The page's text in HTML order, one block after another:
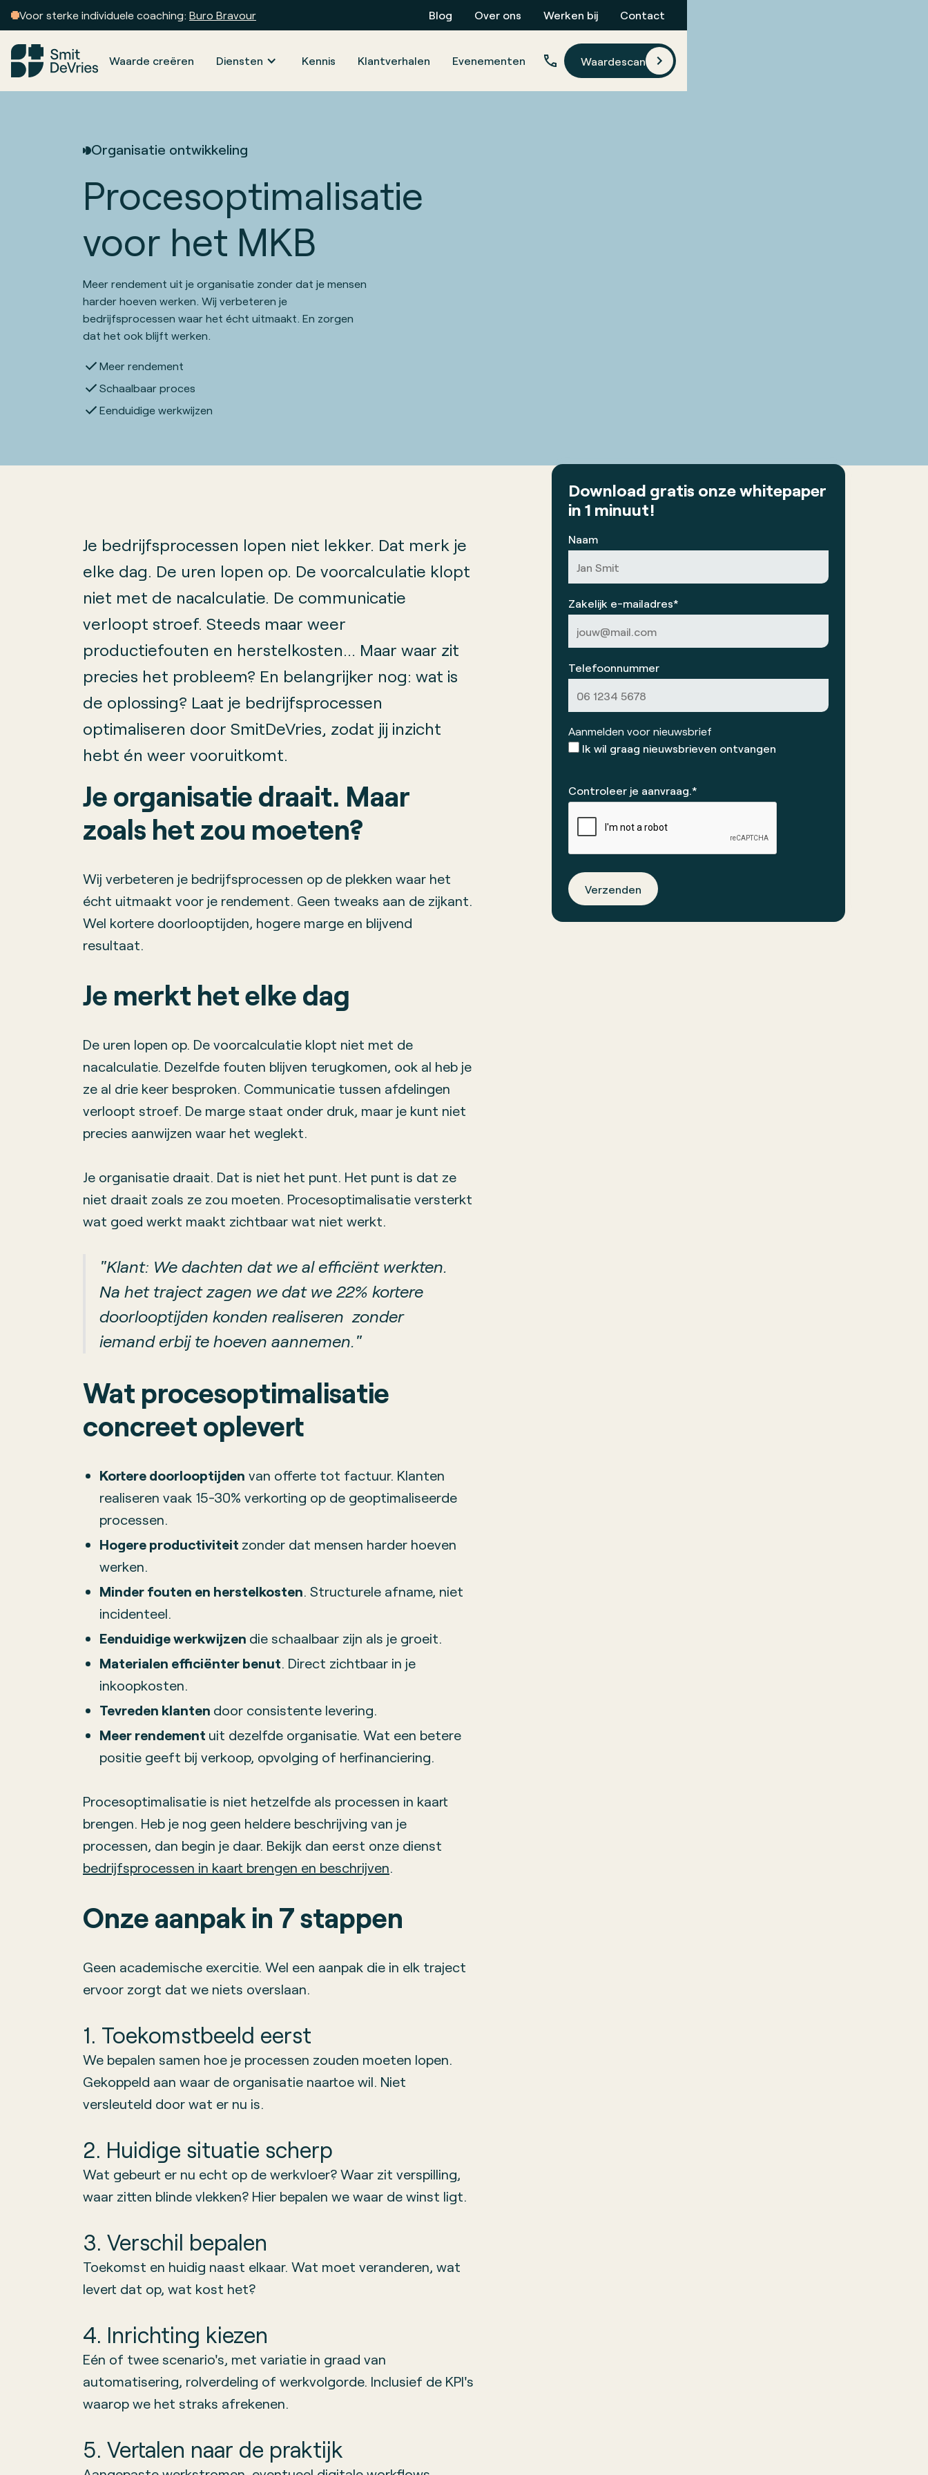
Voor sterke individuele coaching: Buro Bravour Blog Over ons Werken bij Contact
Waarde creëren Diensten Kennis Klantverhalen Evenementen Waardescan
Organisatie ontwikkeling
Procesoptimalisatie
voor het MKB
Meer rendement uit je organisatie zonder dat je mensen
harder hoeven werken. Wij verbeteren je
bedrijfsprocessen waar het écht uitmaakt. En zorgen
dat het ook blijft werken.
Meer rendement
Schaalbaar proces
Eenduidige werkwijzen
Je bedrijfsprocessen lopen niet lekker. Dat merk je
elke dag. De uren lopen op. De voorcalculatie klopt
niet met de nacalculatie. De communicatie
verloopt stroef. Steeds maar weer
productiefouten en herstelkosten… Maar waar zit
precies het probleem? En belangrijker nog: wat is
de oplossing? Laat je bedrijfsprocessen
optimaliseren door SmitDeVries, zodat jij inzicht
hebt én weer vooruitkomt.
Je organisatie draait. Maar
zoals het zou moeten?
Wij verbeteren je bedrijfsprocessen op de plekken waar het
écht uitmaakt voor je rendement. Geen tweaks aan de zijkant.
Wel kortere doorlooptijden, hogere marge en blijvend
resultaat.
Je merkt het elke dag
De uren lopen op. De voorcalculatie klopt niet met de
nacalculatie. Dezelfde fouten blijven terugkomen, ook al heb je
ze al drie keer besproken. Communicatie tussen afdelingen
verloopt stroef. De marge staat onder druk, maar je kunt niet
precies aanwijzen waar het weglekt.
Je organisatie draait. Dat is niet het punt. Het punt is dat ze
niet draait zoals ze zou moeten. Procesoptimalisatie versterkt
wat goed werkt maakt zichtbaar wat niet werkt.
"Klant: We dachten dat we al efficiënt werkten.
Na het traject zagen we dat we 22% kortere
doorlooptijden konden realiseren zonder
iemand erbij te hoeven aannemen."
Wat procesoptimalisatie
concreet oplevert
Kortere doorlooptijden van offerte tot factuur. Klanten
realiseren vaak 15-30% verkorting op de geoptimaliseerde
processen.
Hogere productiviteit zonder dat mensen harder hoeven
werken.
Minder fouten en herstelkosten. Structurele afname, niet
incidenteel.
Eenduidige werkwijzen die schaalbaar zijn als je groeit.
Materialen efficiënter benut. Direct zichtbaar in je
inkoopkosten.
Tevreden klanten door consistente levering.
Meer rendement uit dezelfde organisatie. Wat een betere
positie geeft bij verkoop, opvolging of herfinanciering.
Procesoptimalisatie is niet hetzelfde als processen in kaart
brengen. Heb je nog geen heldere beschrijving van je
processen, dan begin je daar. Bekijk dan eerst onze dienst
bedrijfsprocessen in kaart brengen en beschrijven.
Onze aanpak in 7 stappen
Geen academische exercitie. Wel een aanpak die in elk traject
ervoor zorgt dat we niets overslaan.
1. Toekomstbeeld eerst
We bepalen samen hoe je processen zouden moeten lopen.
Gekoppeld aan waar de organisatie naartoe wil. Niet
versleuteld door wat er nu is.
2. Huidige situatie scherp
Wat gebeurt er nu echt op de werkvloer? Waar zit verspilling,
waar zitten blinde vlekken? Hier bepalen we waar de winst ligt.
3. Verschil bepalen
Toekomst en huidig naast elkaar. Wat moet veranderen, wat
levert dat op, wat kost het?
4. Inrichting kiezen
Eén of twee scenario's, met variatie in graad van
automatisering, rolverdeling of werkvolgorde. Inclusief de KPI's
waarop we het straks afrekenen.
5. Vertalen naar de praktijk
Download gratis onze whitepaper
in 1 minuut!
Naam
Zakelijk e-mailadres*
Telefoonnummer
Aanmelden voor nieuwsbrief
Ik wil graag nieuwsbrieven ontvangen
Controleer je aanvraag.*
Verzenden